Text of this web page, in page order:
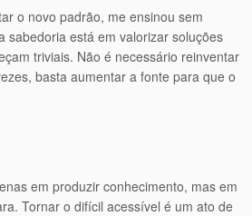
o novo padrão, me ensinou sem
sabedoria está em valorizar soluções
triviais. Não é necessário reinventar
basta aumentar a fonte para que o
em produzir conhecimento, mas em
Tornar o difícil acessível é um ato de